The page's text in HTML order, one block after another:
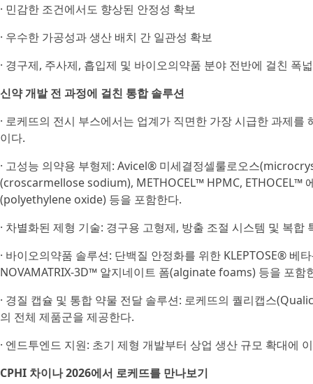
· 민감한 조건에서도 향상된 안정성 확보
· 우수한 가공성과 생산 배치 간 일관성 확보
· 경구제, 주사제, 흡입제 및 바이오의약품 분야 전반에 걸친 폭
신약 개발 전 과정에 걸친 통합 솔루션
· 로케뜨의 전시 부스에서는 업계가 직면한 가장 시급한 과제
이다.
· 고성능 의약용 부형제: Avicel® 미세결정셀룰로오스
(croscarmellose sodium), METHOCEL™ HPMC, ETHOCEL™
(polyethylene oxide) 등을 포함한다.
· 차별화된 제형 기술: 경구용 고형제, 방출 조절 시스템 및 복
· 바이오의약품 솔루션: 단백질 안정화를 위한 KLEPTOSE®
NOVAMATRIX-3D™ 알지네이트 폼(alginate foams) 등을 포함
· 경질 캡슐 및 통합 약물 전달 솔루션: 로케뜨의 퀄리캡스
의 전체 제품군을 제공한다.
· 엔드투엔드 지원: 초기 제형 개발부터 상업 생산 규모 확대에
CPHI 차이나 2026에서 로케뜨를 만나보기